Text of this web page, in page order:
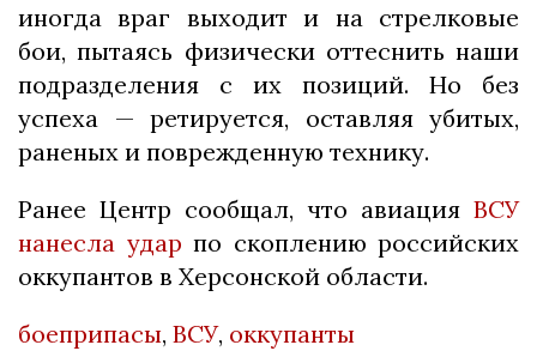
иногда враг выходит и на стрелковые
бои, пытаясь физически оттеснить наши
подразделения с их позиций. Но без
успеха — ретируется, оставляя убитых,
раненых и поврежденную технику.
Ранее Центр сообщал, что авиация ВСУ
нанесла удар по скоплению российских
оккупантов в Херсонской области.
боеприпасы, ВСУ, оккупанты